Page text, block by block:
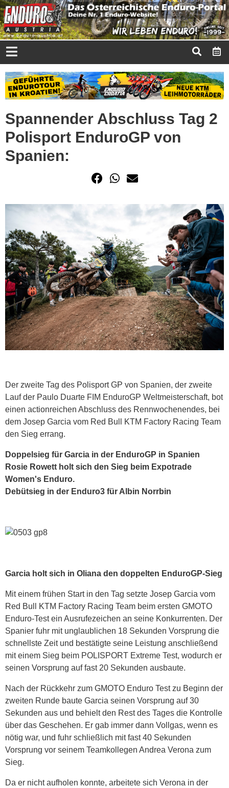
Spannender Abschluss Tag 2
Polisport EnduroGP von
Spanien:
Der zweite Tag des Polisport GP von Spanien, der zweite
Lauf der Paulo Duarte FIM EnduroGP Weltmeisterschaft, bot
einen actionreichen Abschluss des Rennwochenendes, bei
dem Josep Garcia vom Red Bull KTM Factory Racing Team
den Sieg errang.
Doppelsieg für Garcia in der EnduroGP in Spanien
Rosie Rowett holt sich den Sieg beim Expotrade
Women's Enduro.
Debütsieg in der Enduro3 für Albin Norrbin
Garcia holt sich in Oliana den doppelten EnduroGP-Sieg
Mit einem frühen Start in den Tag setzte Josep Garcia vom
Red Bull KTM Factory Racing Team beim ersten GMOTO
Enduro-Test ein Ausrufezeichen an seine Konkurrenten. Der
Spanier fuhr mit unglaublichen 18 Sekunden Vorsprung die
schnellste Zeit und bestätigte seine Leistung anschließend
mit einem Sieg beim POLISPORT Extreme Test, wodurch er
seinen Vorsprung auf fast 20 Sekunden ausbaute.
Nach der Rückkehr zum GMOTO Enduro Test zu Beginn der
zweiten Runde baute Garcia seinen Vorsprung auf 30
Sekunden aus und behielt den Rest des Tages die Kontrolle
über das Geschehen. Er gab immer dann Vollgas, wenn es
nötig war, und fuhr schließlich mit fast 40 Sekunden
Vorsprung vor seinem Teamkollegen Andrea Verona zum
Sieg.
Da er nicht aufholen konnte, arbeitete sich Verona in der